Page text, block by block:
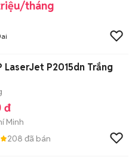
tháng
LaserJet P2015dn Trắng
đ
Minh
208 đã bán